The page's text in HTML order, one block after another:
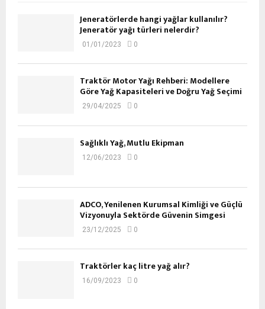
Jeneratörlerde hangi yağlar kullanılır?
Jeneratör yağı türleri nelerdir?
01/01/2023 0
Traktör Motor Yağı Rehberi: Modellere
Göre Yağ Kapasiteleri ve Doğru Yağ Seçimi
29/04/2025 0
Sağlıklı Yağ, Mutlu Ekipman
12/06/2023 0
ADCO, Yenilenen Kurumsal Kimliği ve Güçlü
Vizyonuyla Sektörde Güvenin Simgesi
23/12/2025 0
Traktörler kaç litre yağ alır?
16/09/2023 0